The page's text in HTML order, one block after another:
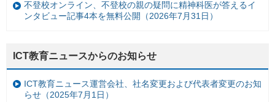
不登校オンライン、不登校の親の疑問に精神科医が答えるイ
ンタビュー記事4本を無料公開（2026年7月31日）
ICT教育ニュースからのお知らせ
ICT教育ニュース運営会社、社名変更および代表者変更のお知
らせ（2025年7月1日）